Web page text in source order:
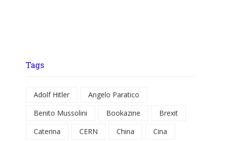
Tags
Adolf Hitler
Angelo Paratico
Benito Mussolini
Bookazine
Brexit
Caterina
CERN China
Cina